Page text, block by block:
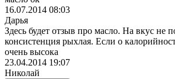
16.07.2014 08:03
Дарья
Здесь будет отзыв про масло. На вкус не
консистенция рыхлая. Если о
очень высока
23.04.2014 19:07
Николай